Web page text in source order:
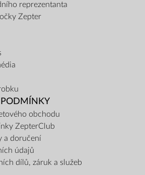
reprezentanta
Zepter
PODMÍNKY
obchodu
ZepterClub
a doručení
údajů
dílů, záruk a služeb